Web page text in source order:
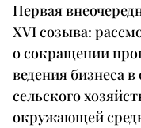
Первая
XVI созыва:
о сокращении
ведения бизнеса
сельского
окружающей